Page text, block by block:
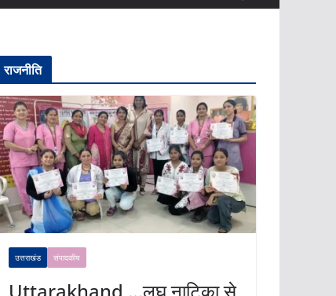
राजनीति
उत्तराखंड संपादकीय